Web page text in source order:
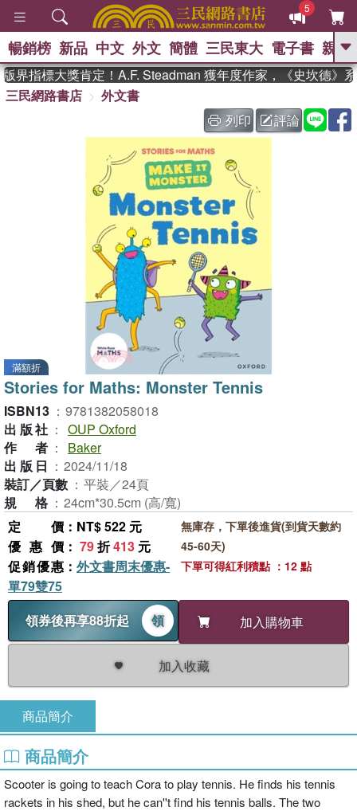
5
GO
The Odyssey 、 父親節 、 如果歷
史是一群喵 、 暑期推薦 、 國際布克
獎 臺灣漫遊錄
登輝時代 、 數學女孩：黎曼猜想
偉大的迷走神經
暢銷榜 新品 中文 外文 簡體 三民東大 電子書 親子
指標大獎肯定！A.F. Steadman 獲年度作家，《史坎德》系
三民網路書店
外文書
列印
評論
滿額折
Stories for Maths: Monster Tennis
ISBN13 ： 9781382058018
出版社 ： OUP Oxford
作者 ：
Baker
出版日 ： 2024/11/18
裝訂／頁數 ： 平裝／24頁
規格 ： 24cm*30.5cm (高/寬)
定價 ：NT$ 522 元
優惠價 ： 79折413 元
促銷優惠 ： 外文書周末優惠-
單79雙75
領券後再享88折起
領 加入購物車
加入收藏
無庫存，下單後進貨(到貨天數約
45-60天)
下單可得紅利積點 ：12 點
商品簡介
商品簡介
Scooter is going to teach Cora to play tennis. He finds his tennis
rackets in his shed, but he can''t find his tennis balls. The two